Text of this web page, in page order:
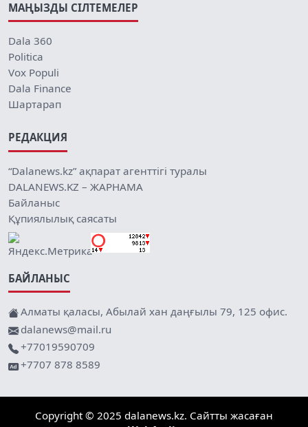
МАҢЫЗДЫ СІЛТЕМЕЛЕР
Dala 360
Politica
Vox Populi
Dala Finance
Шартарап
РЕДАКЦИЯ
“Dalanews.kz” ақпарат агенттігі туралы
DALANEWS.KZ – ЖАРНАМА
Байланыс
Құпиялылық саясаты
БАЙЛАНЫС
Алматы қаласы, Абылай хан даңғылы 79, 125 офис.
dalanews@mail.ru
+77019590709
+7707 878 8589
Copyright © 2025 dalanews.kz. Сайтты жасаған